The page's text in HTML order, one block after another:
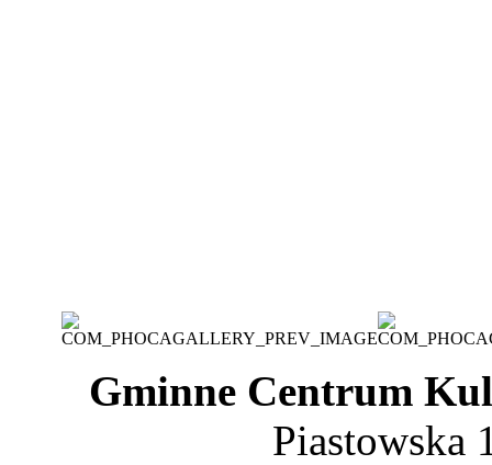
Gminne Centrum
Piastowska